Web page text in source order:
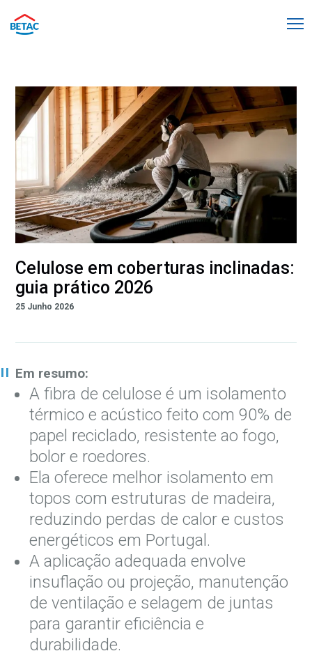
Celulose em coberturas inclinadas:
guia prático 2026
25 Junho 2026
Em resumo:
A fibra de celulose é um isolamento
térmico e acústico feito com 90% de
papel reciclado, resistente ao fogo,
bolor e roedores.
Ela oferece melhor isolamento em
topos com estruturas de madeira,
reduzindo perdas de calor e custos
energéticos em Portugal.
A aplicação adequada envolve
insuflação ou projeção, manutenção
de ventilação e selagem de juntas
para garantir eficiência e
durabilidade.